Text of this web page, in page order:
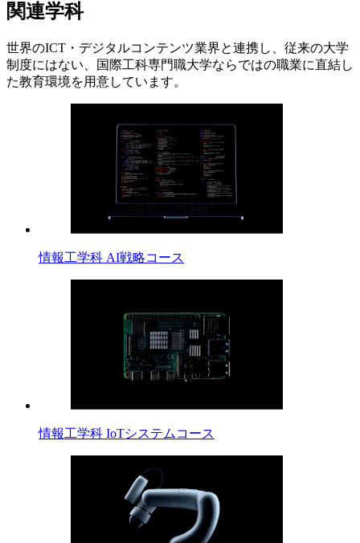
関連学科
世界のICT・デジタルコンテンツ業界と連携し、従来の大学
制度にはない、国際工科専門職大学ならではの職業に直結し
た教育環境を用意しています。
情報工学科 AI戦略コース
情報工学科 IoTシステムコース